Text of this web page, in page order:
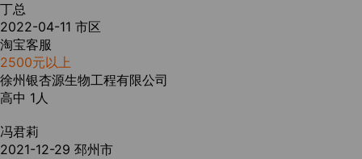
丁总
2022-04-11 市区
淘宝客服
2500元以上
徐州银杏源生物工程有限公司
高中 1人
冯君莉
2021-12-29 邳州市